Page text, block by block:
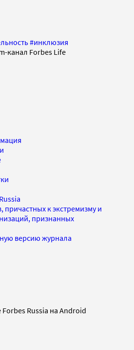
#инклюзия
канал Forbes Life
причастных к экстремизму и
признанных
версию журнала
Russia на Android